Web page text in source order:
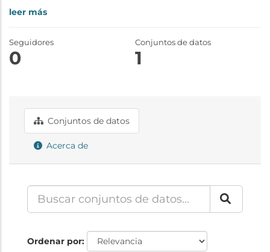
leer más
Seguidores
0
Conjuntos de datos
1
Conjuntos de datos
Acerca de
Ordenar por